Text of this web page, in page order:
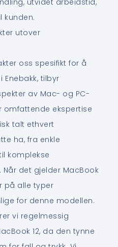
kunden.
utover
oss spesifikt for å
Enebakk, tilbyr
av Mac- og PC-
omfattende ekspertise
talt ethvert
ha, fra enkle
komplekse
det gjelder MacBook
på alle typer
for denne modellen.
vi regelmessig
12, da den tynne